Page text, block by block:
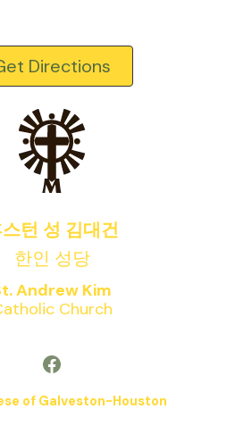
Directions
턴 성 김대건
한인 성당
Andrew Kim
Church
Facebook
of Galveston-Houston